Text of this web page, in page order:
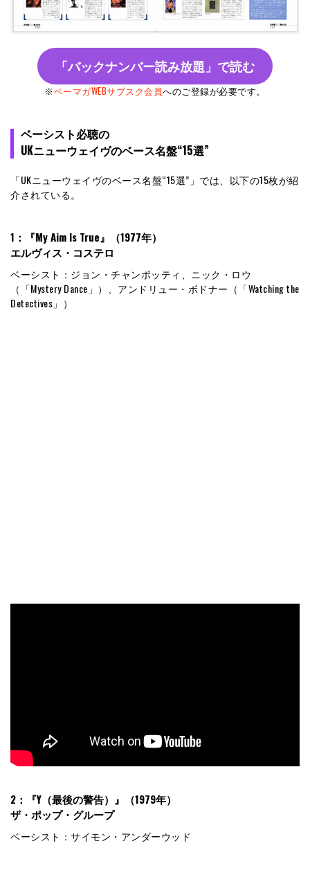
「バックナンバー読み放題」で読む
※ベーマガWEBサブスク会員へのご登録が必要です。
ベーシスト必聴の
UKニューウェイヴのベース名盤“15選”
「UKニューウェイヴのベース名盤“15選”」では、以下の15枚が紹
介されている。
1：『My Aim Is True』（1977年）
エルヴィス・コステロ
ベーシスト：ジョン・チャンボッティ、ニック・ロウ
（「Mystery Dance」）、アンドリュー・ボドナー（「Watching the
Detectives」）
2：『Y（最後の警告）』（1979年）
ザ・ポップ・グループ
ベーシスト：サイモン・アンダーウッド